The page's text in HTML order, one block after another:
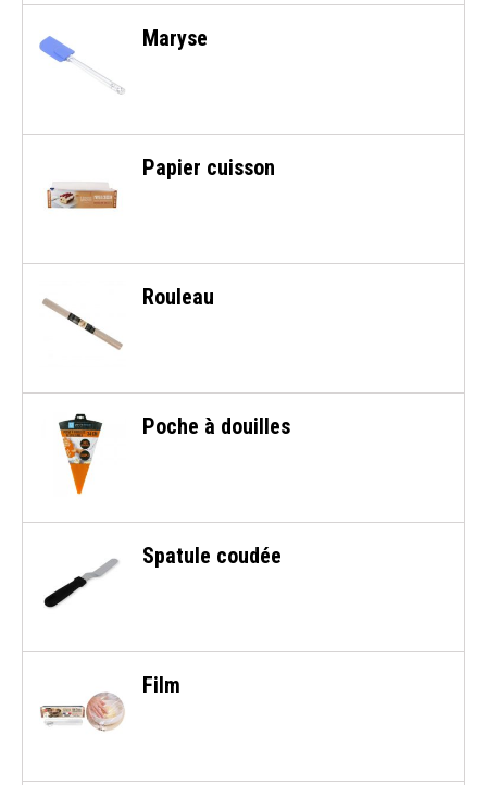
Maryse
Papier cuisson
Rouleau
Poche à douilles
Spatule coudée
Film